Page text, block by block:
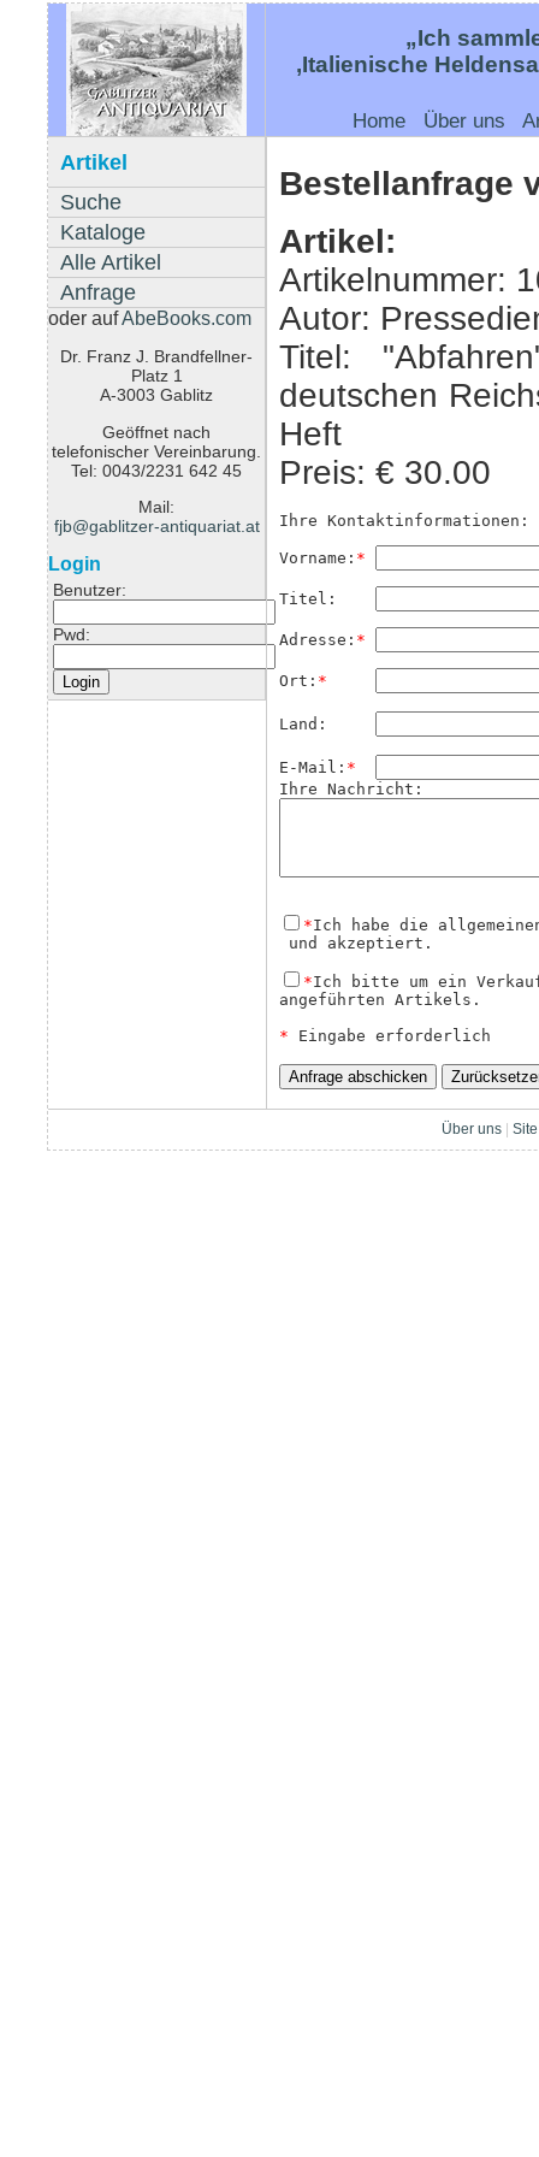
„Ich
‚Italienische
Home Über uns
Artikel
Suche
Kataloge
Alle Artikel
Anfrage
oder aufAbeBooks.com
Dr. Franz J. Brandfellner-
Platz 1
A-3003 Gablitz
Geöffnet nach
telefonischer Vereinbarung.
Tel: 0043/2231 642 45
Mail:
fjb@gablitzer-antiquariat.at
Login
Benutzer:
Pwd:
Bestellanfrage
Artikel:
Artikelnummer:
Autor:
Titel:
deutschen
Heft
Preis: € 30.00
Ihre Kontaktinformationen:
Vorname: *
Titel:
Adresse: *
Ort: *
Land:
E-Mail: *
Ihre Nachricht:
*Ich habe die
und akzeptiert.
*Ich bitte um ein
angeführten Artikels.
* Eingabe erforderlich
Über uns|